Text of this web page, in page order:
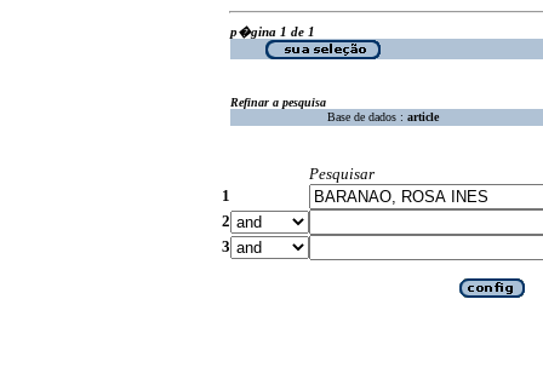
p�gina 1 de 1
Refinar a pesquisa
Base de dados : article
Pesquisar
1
2
3